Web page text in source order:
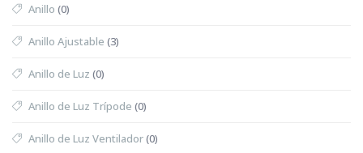
Anillo (0)
Anillo Ajustable (3)
Anillo de Luz (0)
Anillo de Luz Trípode (0)
Anillo de Luz Ventilador(0)